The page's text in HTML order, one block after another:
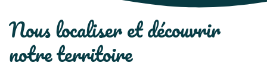
nous localiser et découvrir
notre territoire